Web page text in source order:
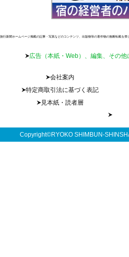
旅行新聞ホームページ掲載の記事・写真などのコンテンツ、出版物等の著作物の無断転載を禁
広告（本紙・Web）、編集、その
会社案内
特定商取引法に基づく表記
見本紙・読者層
Copyright©RYOKO SHIMBUN-